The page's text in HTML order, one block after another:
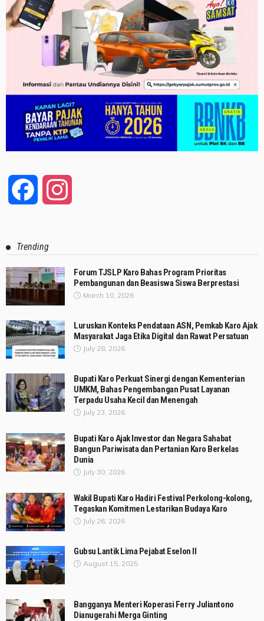
Facebook
Trending
Forum TJSLP Karo Bahas Program Prioritas
Pembangunan dan Beasiswa Siswa Berprestasi
March 10, 2026
Luruskan Konteks Pendataan ASN, Pemkab Karo Ajak
Masyarakat Jaga Etika Digital dan Rawat Persatuan
July 28, 2026
Bupati Karo Perkuat Sinergi dengan Kementerian
UMKM, Bahas Pengembangan Pusat Layanan
Terpadu Usaha Kecil dan Menengah
July 23, 2026
Bupati Karo Ajak Investor dan Negara Sahabat
Bangun Pariwisata dan Pertanian Karo Berkelas
Dunia
July 30, 2026
Wakil Bupati Karo Hadiri Festival Perkolong-kolong,
Tegaskan Komitmen Lestarikan Budaya Karo
July 26, 2026
Gubsu Lantik Lima Pejabat Eselon II
August 15, 2025
Bangganya Menteri Koperasi Ferry Juliantono
Dianugerahi Merga Ginting